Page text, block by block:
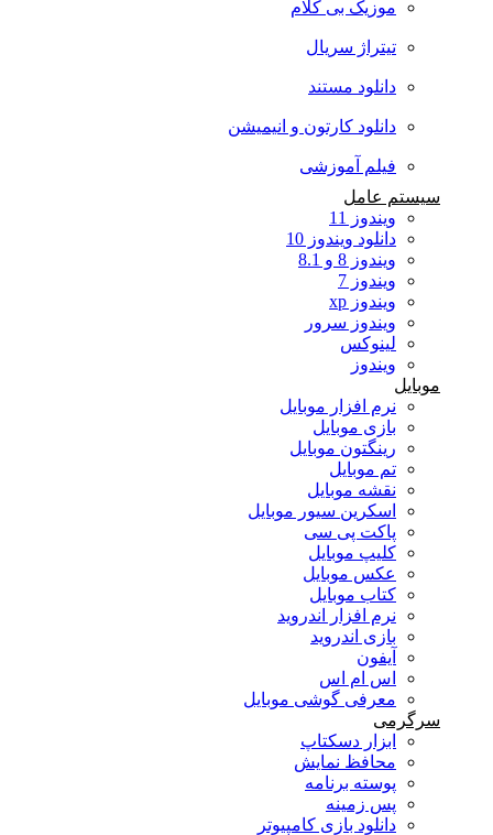
موزیک بی کلام
تیتراژ سریال
دانلود مستند
دانلود کارتون و انیمیشن
فیلم آموزشی
سیستم عامل
ویندوز 11
دانلود ویندوز 10
ویندوز 8 و 8.1
ویندوز 7
ویندوز xp
ویندوز سرور
لینوکس
ویندوز
موبایل
نرم افزار موبایل
بازی موبایل
رینگتون موبایل
تم موبایل
نقشه موبایل
اسکرین سیور موبایل
پاکت پی سی
کلیپ موبایل
عکس موبایل
کتاب موبایل
نرم افزار اندروید
بازی اندروید
آیفون
اس ام اس
معرفی گوشی موبایل
سرگرمی
ابزار دسکتاپ
محافظ نمایش
پوسته برنامه
پس زمینه
دانلود بازی کامپیوتر